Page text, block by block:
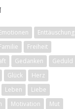
Enttäuschung
Freiheit
Gedanken
Geduld
Glück
Herz
Leben
Liebe
Motivation
Mut